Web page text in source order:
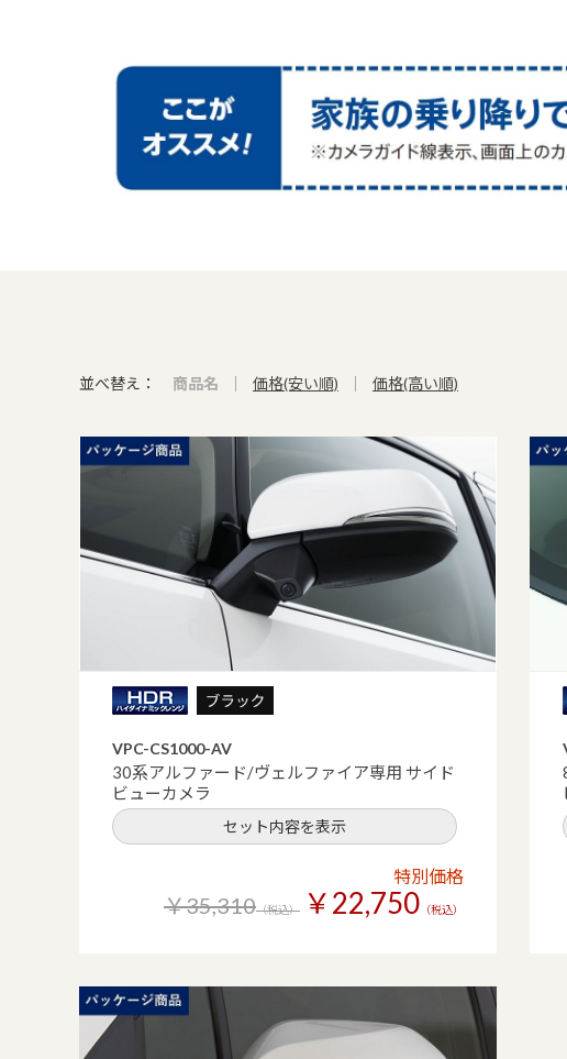
並べ替え： 商品名 価格(安い順) 価格(高い順)
VPC-CS1000-AV
30系アルファード/ヴェルファイア専用 サイド
ビューカメラ
セット内容を表示
特別価格
￥35,310（税込） ￥22,750 （税込）